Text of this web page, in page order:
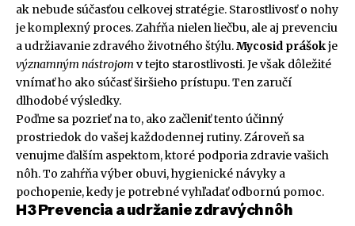
ak nebude súčasťou celkovej stratégie. Starostlivosť o nohy
je komplexný proces. Zahŕňa nielen liečbu, ale aj prevenciu
a udržiavanie zdravého životného štýlu.Mycosid prášokje
významným nástrojom v tejto starostlivosti. Je však dôležité
vnímať ho ako súčasť širšieho prístupu. Ten zaručí
dlhodobé výsledky.
Poďme sa pozrieť na to, ako začleniť tento účinný
prostriedok do vašej každodennej rutiny. Zároveň sa
venujme ďalším aspektom, ktoré podporia zdravie vašich
nôh. To zahŕňa výber obuvi, hygienické návyky a
pochopenie, kedy je potrebné vyhľadať odbornú pomoc.
H3 Prevencia a udržanie zdravých nôh